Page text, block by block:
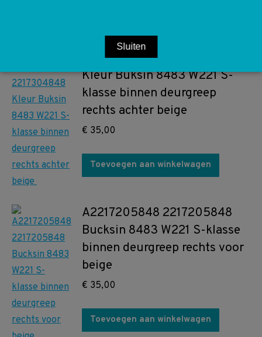
A2217304848 2217304848
Kleur Buksin 8483 W221 S-
klasse binnen deurgreep
rechts achter beige
€ 35,00
Toevoegen aan winkelwagen
A2217205848 2217205848
Bucksin 8483 W221 S-klasse
binnen deurgreep rechts voor
beige
€ 35,00
Toevoegen aan winkelwagen
Sluiten